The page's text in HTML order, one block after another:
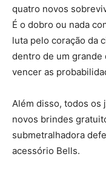
quatro novos
É o dobro ou nada
luta pelo coração da
dentro de um grande
vencer as
Além disso, todos os
novos brindes
submetralhadora
acessório Bells.